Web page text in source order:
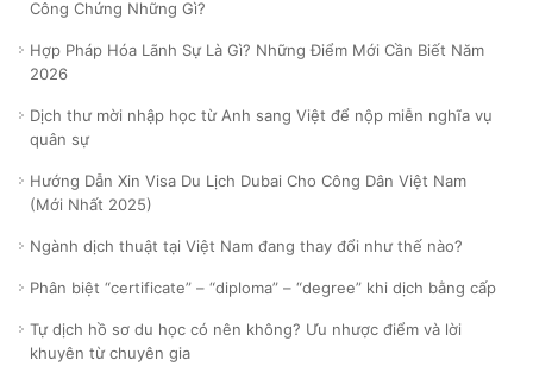
Công Chứng Những Gì?
Hợp Pháp Hóa Lãnh Sự Là Gì? Những Điểm Mới Cần Biết Năm
2026
Dịch thư mời nhập học từ Anh sang Việt để nộp miễn nghĩa vụ
quân sự
Hướng Dẫn Xin Visa Du Lịch Dubai Cho Công Dân Việt Nam
(Mới Nhất 2025)
Ngành dịch thuật tại Việt Nam đang thay đổi như thế nào?
Phân biệt “certificate” – “diploma” – “degree” khi dịch bằng cấp
Tự dịch hồ sơ du học có nên không? Ưu nhược điểm và lời
khuyên từ chuyên gia